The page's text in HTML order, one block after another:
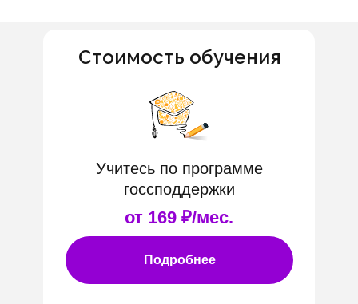
Стоимость обучения
Подробнее
Учитесь по программе
госсподдержки
от 169 ₽/мес.